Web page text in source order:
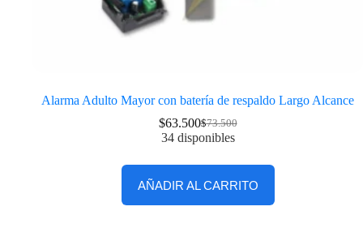
Alarma Adulto Mayor con batería de respaldo Largo Alcance
$73.500
$63.500
34 disponibles
AÑADIR AL CARRITO